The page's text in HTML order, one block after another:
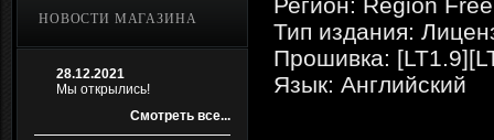
НОВОСТИ МАГАЗИНА
28.12.2021
Мы открылись!
Смотреть все...
Тип издания:
Прошивка:
Язык: Английский